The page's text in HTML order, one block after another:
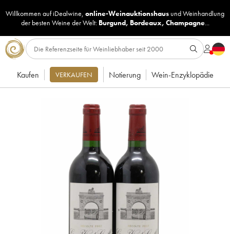
Willkommen auf iDealwine, online-Weinauktionshaus undWeinhandlung
der besten Weine der Welt: Burgund, Bordeaux, Champagne...
Kaufen VERKAUFEN Notierung Wein-Enzyklopädie